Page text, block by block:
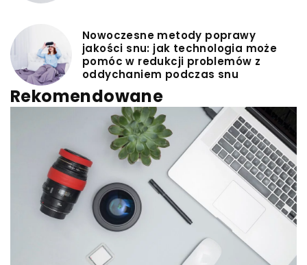
Nowoczesne metody poprawy
jakości snu: jak technologia może
pomóc w redukcji problemów z
oddychaniem podczas snu
Rekomendowane
CZAS WOLNY REKREACJA
draworpainteris
Zestawienie firm z branży spływów kajakowych
i wynajmu kajaków w porównaniu na podstawie
oferty, zakresu usług i rozpoznawalności
Zestawienie przygotowano na podstawie cech
istotnych dla organizatorów spływów kajakowych:
zakresu dostępnych tras, sposobu sprzedaży